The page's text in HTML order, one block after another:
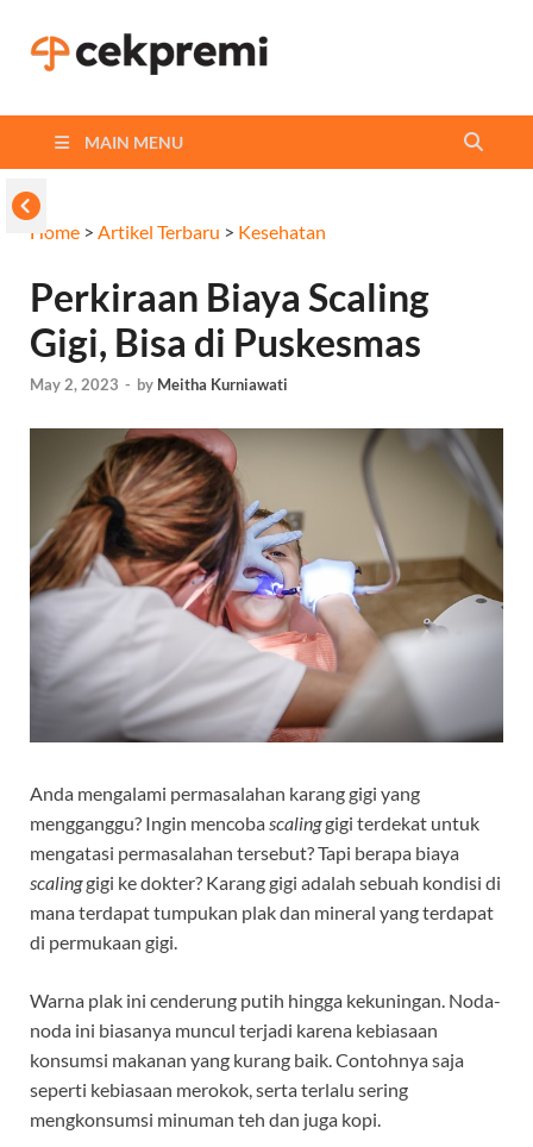
MAIN MENU
Home > Artikel Terbaru > Kesehatan
Perkiraan Biaya Scaling
Gigi, Bisa di Puskesmas
May 2, 2023 - by Meitha Kurniawati
Anda mengalami permasalahan karang gigi yang
mengganggu? Ingin mencobascalinggigi terdekat untuk
mengatasi permasalahan tersebut? Tapi berapa biaya
scalinggigi ke dokter? Karang gigi adalah sebuah kondisi di
mana terdapat tumpukan plak dan mineral yang terdapat
di permukaan gigi.
Warna plak ini cenderung putih hingga kekuningan. Noda-
noda ini biasanya muncul terjadi karena kebiasaan
konsumsi makanan yang kurang baik. Contohnya saja
seperti kebiasaan merokok, serta terlalu sering
mengkonsumsi minuman teh dan juga kopi.